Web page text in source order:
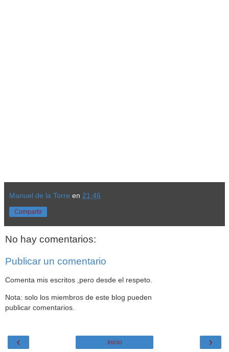
Manuel de la Torre en 21:46
Compartir
No hay comentarios:
Publicar un comentario
Comenta mis escritos ,pero desde el respeto.
Nota: solo los miembros de este blog pueden
publicar comentarios.
‹ ›
Inicio